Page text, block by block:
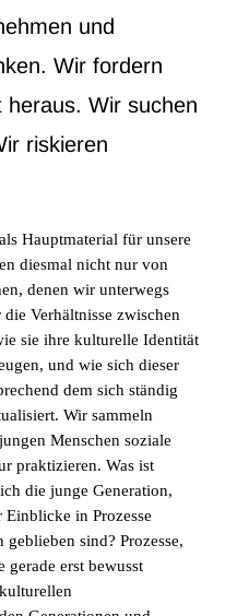
und
Wir fordern
heraus. Wir suchen
riskieren
Hauptmaterial für unsere
diesmal nicht nur von
denen wir unterwegs
Verhältnisse zwischen
sie ihre kulturelle Identität
und wie sich dieser
dem sich ständig
Wir sammeln
Menschen soziale
praktizieren. Was ist
die junge Generation,
in Prozesse
sind? Prozesse,
gerade erst bewusst